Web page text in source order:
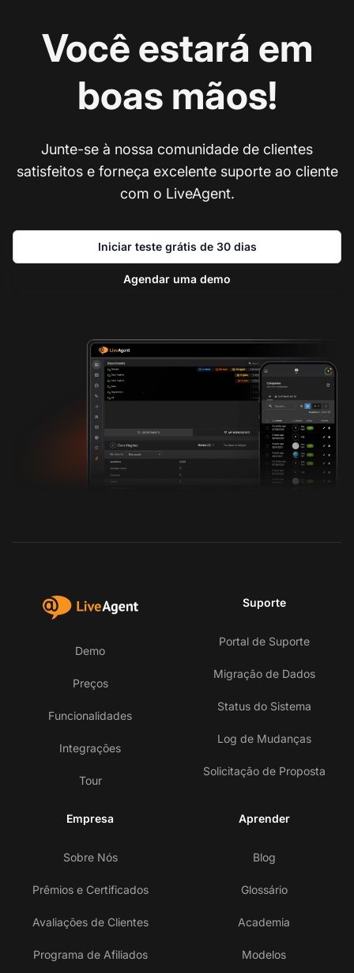
Você estará em
boas mãos!
Junte-se à nossa comunidade de clientes
satisfeitos e forneça excelente suporte ao cliente
com o LiveAgent.
Iniciar teste grátis de 30 dias
Agendar uma demo
Demo
Preços
Funcionalidades
Integrações
Tour
Suporte
Portal de Suporte
Migração de Dados
Status do Sistema
Log de Mudanças
Solicitação de Proposta
Empresa
Sobre Nós
Prêmios e Certificados
Avaliações de Clientes
Programa de Afiliados
Aprender
Blog
Glossário
Academia
Modelos